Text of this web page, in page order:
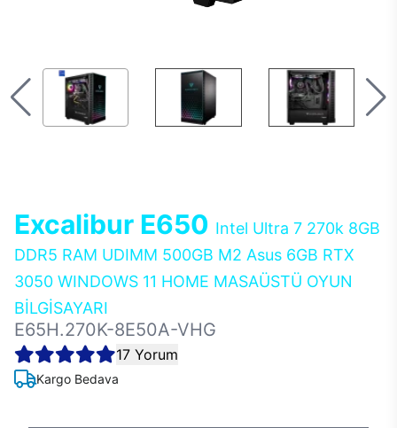
Excalibur E650 Intel Ultra 7 270k 8GB
DDR5 RAM UDIMM 500GB M2 Asus 6GB RTX
3050 WINDOWS 11 HOME MASAÜSTÜ OYUN
BİLGİSAYARI
E65H.270K-8E50A-VHG
17 Yorum
Kargo Bedava